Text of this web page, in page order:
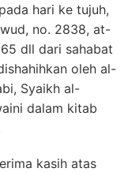
hari ke tujuh,
no. 2838, at-
dll dari sahabat
oleh al-
Syaikh al-
dalam kitab
kasih atas